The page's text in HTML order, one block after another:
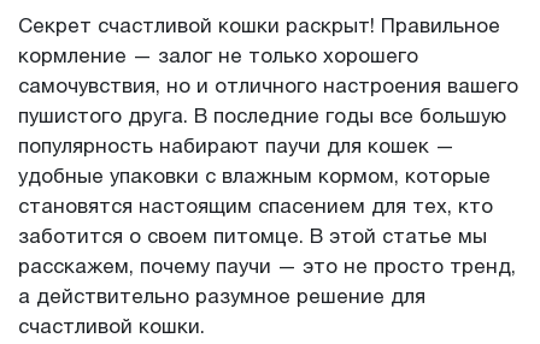
Секрет счастливой кошки раскрыт! Правильное
кормление — залог не только хорошего
самочувствия, но и отличного настроения вашего
пушистого друга. В последние годы все большую
популярность набирают паучи для кошек —
удобные упаковки с влажным кормом, которые
становятся настоящим спасением для тех, кто
заботится о своем питомце. В этой статье мы
расскажем, почему паучи — это не просто тренд,
а действительно разумное решение для
счастливой кошки.